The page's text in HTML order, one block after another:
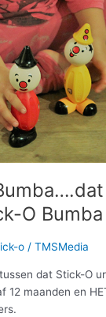
O
o /TMSMedia
dat Stick-O
12 maanden en